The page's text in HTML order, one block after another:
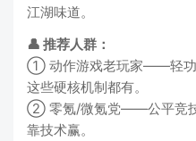
江湖味道。
👤 推荐人群：
① 动作游戏老玩家——轻功
这些硬核机制都有。
② 零氪/微氪党——公平竞技
靠技术赢。